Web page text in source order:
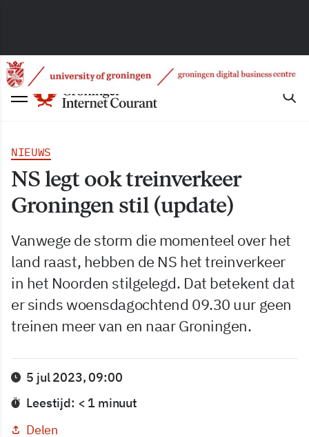
NIEUWS
NS legt ook treinverkeer
Groningen stil (update)
Vanwege de storm die momenteel over het
land raast, hebben de NS het treinverkeer
in het Noorden stilgelegd. Dat betekent dat
er sinds woensdagochtend 09.30 uur geen
treinen meer van en naar Groningen.
5 jul 2023, 09:00
Leestijd: < 1 minuut
Delen